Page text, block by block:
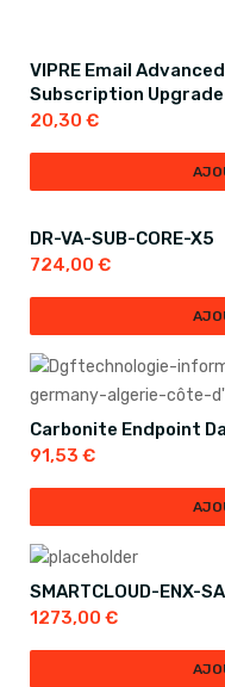
VIPRE Email
Subscription Upgrade
20,30 €
DR-VA-SUB-CORE-X5
724,00 €
Carbonite Endpoint
91,53 €
SMARTCLOUD-ENX-
1273,00 €